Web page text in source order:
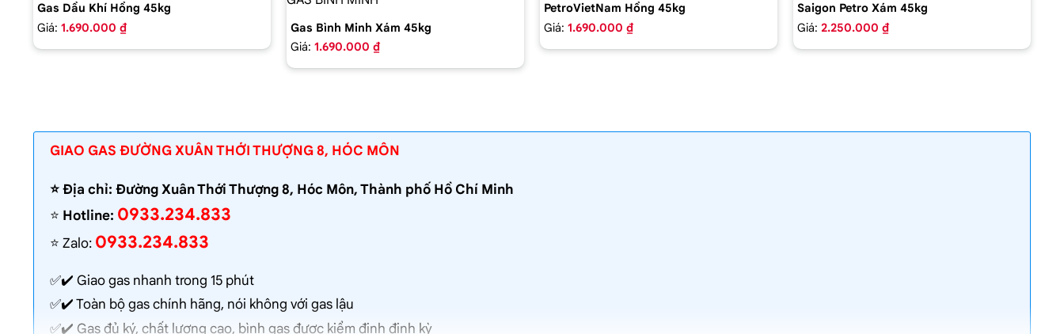
Gas Dầu Khí Hồng 45kg
Giá: 1.690.000 ₫
Gas Bình Minh Xám 45kg
Giá: 1.690.000 ₫
PetroVietNam Hồng 45kg
Giá: 1.690.000 ₫
Saigon Petro Xám 45kg
Giá: 2.250.000 ₫
GIAO GAS ĐƯỜNG XUÂN THỚI THƯỢNG 8, HÓC MÔN
⭐️ Địa chỉ: Đường Xuân Thới Thượng 8, Hóc Môn, Thành phố Hồ Chí Minh
⭐️ Hotline: 0933.234.833
⭐️ Zalo: 0933.234.833
✅✔️ Giao gas nhanh trong 15 phút
✅✔️ Toàn bộ gas chính hãng, nói không với gas lậu
✅✔️ Gas đủ ký, chất lượng cao, bình gas được kiểm định định kỳ